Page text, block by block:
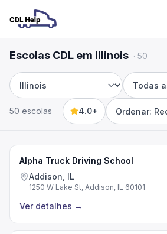
Escolas CDL em Illinois · 50
Estado Cidade
50 escolas 4.0+
Sort by
Alpha Truck Driving School
Addison, IL
1250 W Lake St, Addison, IL 60101
Ver detalhes →